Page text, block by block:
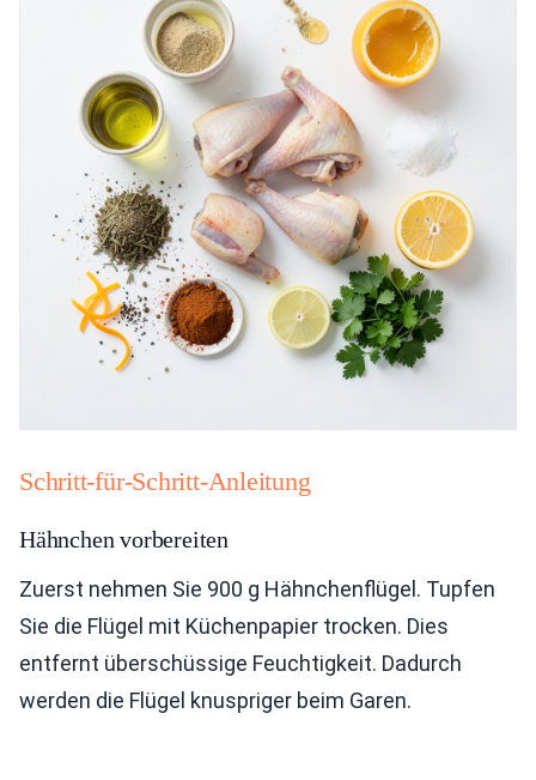
Schritt-für-Schritt-Anleitung
Hähnchen vorbereiten
Zuerst nehmen Sie 900 g Hähnchenflügel. Tupfen
Sie die Flügel mit Küchenpapier trocken. Dies
entfernt überschüssige Feuchtigkeit. Dadurch
werden die Flügel knuspriger beim Garen.